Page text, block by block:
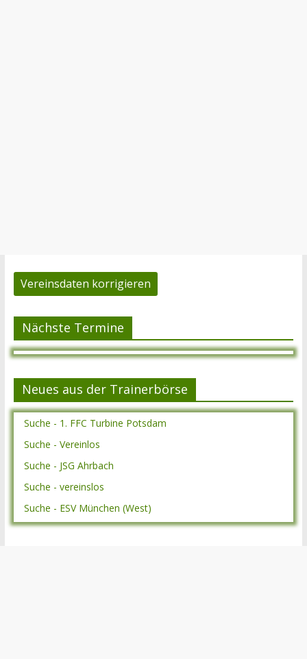
Vereinsdaten korrigieren
Nächste Termine
Neues aus der Trainerbörse
Suche - 1. FFC Turbine Potsdam
Suche - Vereinlos
Suche - JSG Ahrbach
Suche - vereinslos
Suche - ESV München (West)